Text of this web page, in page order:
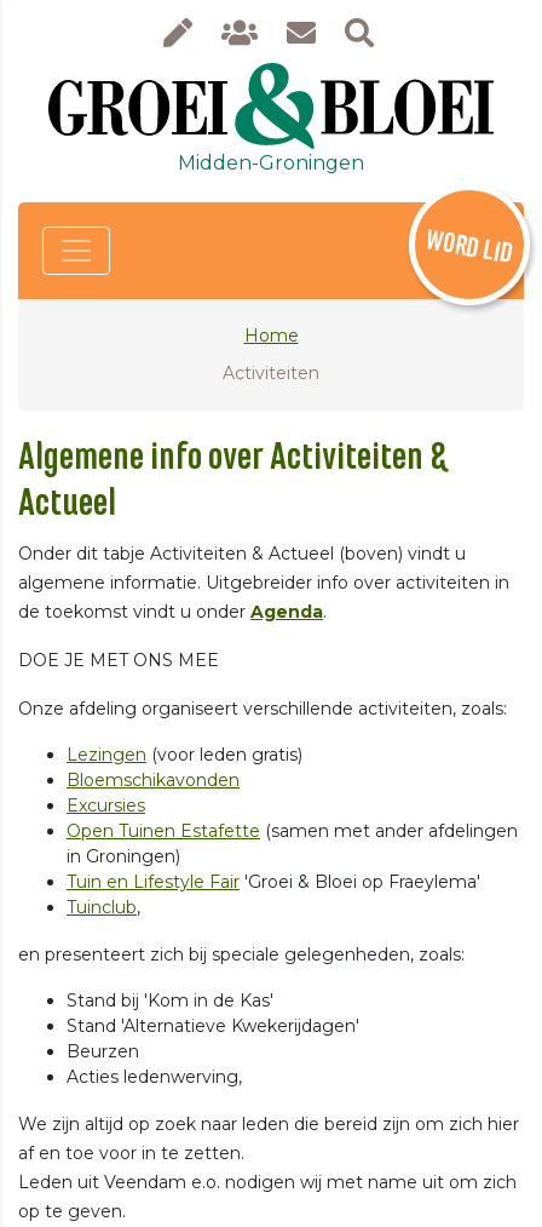
Midden-Groningen
WORD LID
Home
Activiteiten
Algemene info over Activiteiten &
Actueel
Onder dit tabje Activiteiten & Actueel (boven) vindt u
algemene informatie. Uitgebreider info over activiteiten in
de toekomst vindt u onder Agenda.
DOE JE MET ONS MEE
Onze afdeling organiseert verschillende activiteiten, zoals:
Lezingen (voor leden gratis)
Bloemschikavonden
Excursies
Open Tuinen Estafette (samen met ander afdelingen
in Groningen)
Tuin en Lifestyle Fair 'Groei & Bloei op Fraeylema'
Tuinclub,
en presenteert zich bij speciale gelegenheden, zoals:
Stand bij 'Kom in de Kas'
Stand 'Alternatieve Kwekerijdagen'
Beurzen
Acties ledenwerving,
We zijn altijd op zoek naar leden die bereid zijn om zich hier
af en toe voor in te zetten.
Leden uit Veendam e.o. nodigen wij met name uit om zich
op te geven.